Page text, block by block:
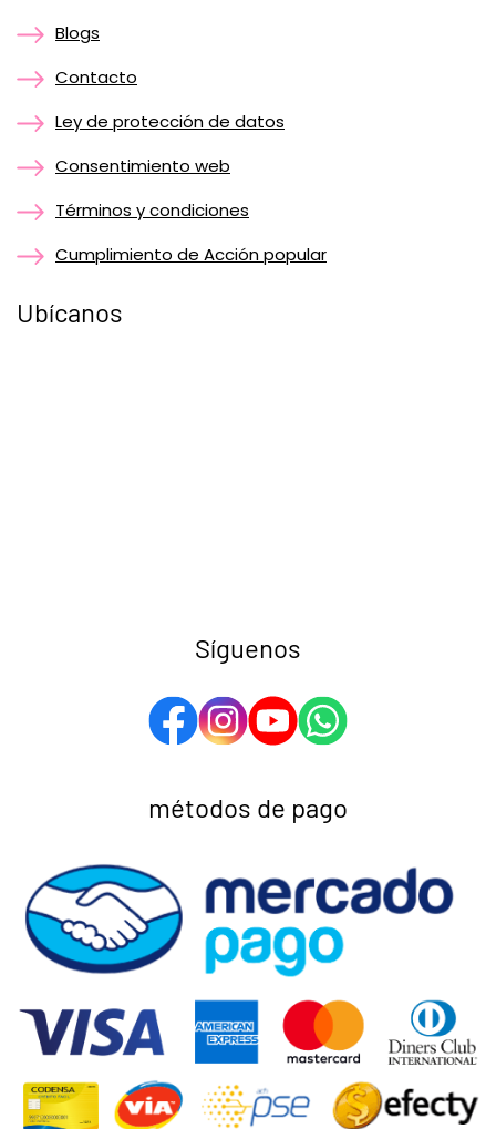
Blogs
Contacto
Ley de protección de datos
Consentimiento web
Términos y condiciones
Cumplimiento de Acción popular
Ubícanos
Síguenos
métodos de pago